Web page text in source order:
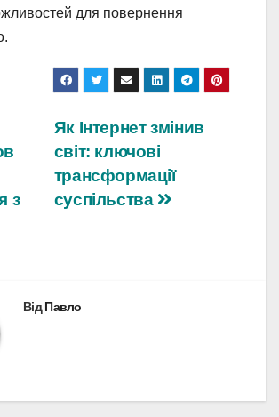
для повернення
Як Інтернет змінив
світ: ключові
трансформації
суспільства
з
ВідПавло